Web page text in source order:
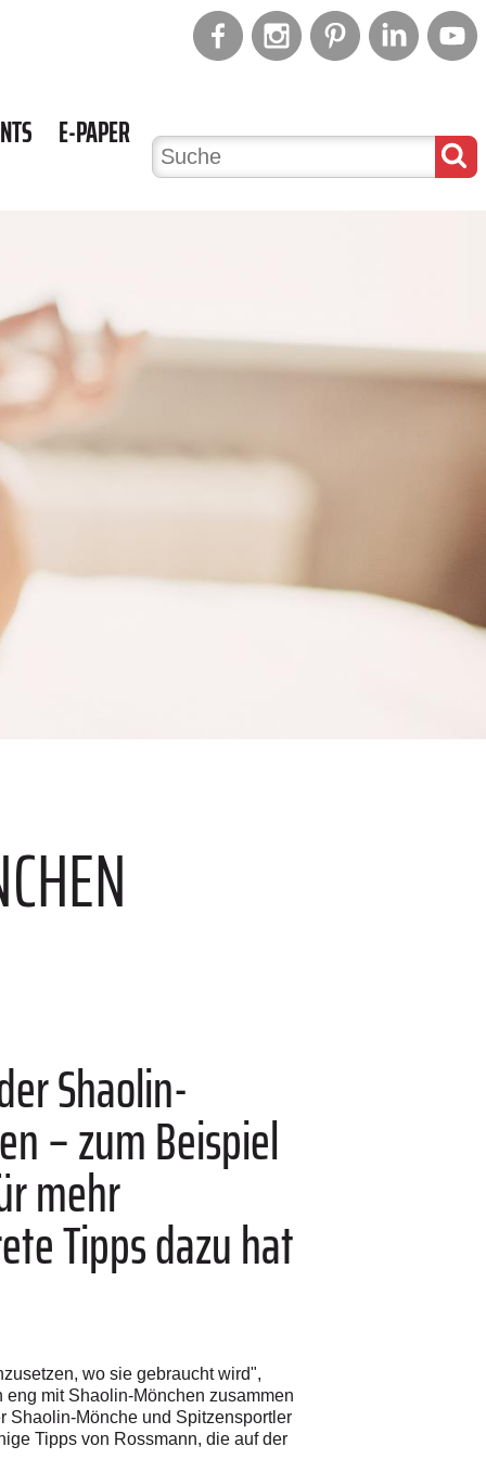
E-PAPER
Shaolin-
– zum Beispiel
mehr
Tipps dazu hat
wo sie gebraucht wird",
mit Shaolin-Mönchen zusammen
Shaolin-Mönche und Spitzensportler
Tipps von Rossmann, die auf der